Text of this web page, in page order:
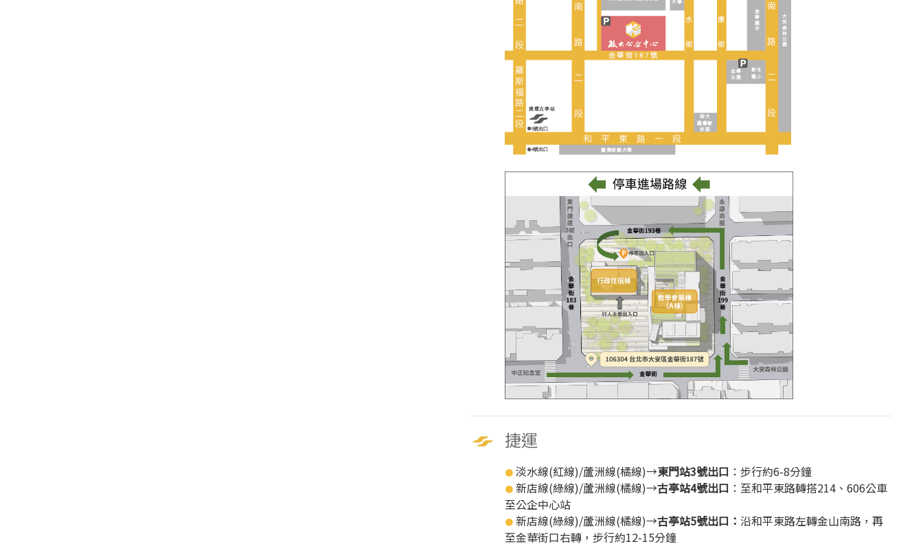
捷運
● 淡水線(紅線)/蘆洲線(橘線)→東門站3號出口 ：步行約6-8分鐘
● 新店線(綠線)/蘆洲線(橘線)→古亭站4號出口 ：至和平東路轉搭214、606公車
至公企中心站
● 新店線(綠線)/蘆洲線(橘線)→古亭站5號出口： 沿和平東路左轉金山南路，再
至金華街口右轉，步行約12-15分鐘